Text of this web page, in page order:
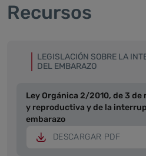
Recursos
LEGISLACIÓN SOBRE LA
DEL EMBARAZO
Ley Orgánica 2/2010, de 3 de
y reproductiva y de la
embarazo
DESCARGAR PDF